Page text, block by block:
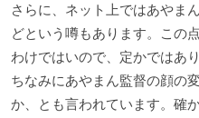
さらに、ネット上ではあやま
どという噂もあります。この
わけではいので、定かではあり
ちなみにあやまん監督の顔の
か、とも言われています。確